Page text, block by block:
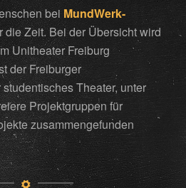
bei MundWerk-
Zeit. Bei der Übersicht wird
Unitheater Freiburg
der Freiburger
Theater, unter
Projektgruppen für
zusammengefunden